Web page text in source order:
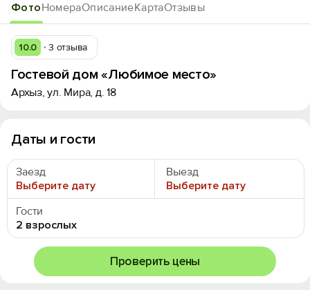
ФотоНомераОписаниеКартаОтзывы
10.0 3 отзыва
Гостевой дом «Любимое место»
Архыз, ул. Мира, д. 18
Даты и гости
Заезд
Выберите дату
Выезд
Выберите дату
Гости
2 взрослых
Проверить цены